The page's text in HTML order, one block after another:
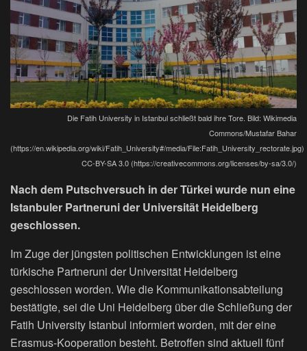
Die Fatih University in Istanbul schließt bald ihre Tore. Bild: Wikimedia
Commons/Mustafar Bahar
(https://en.wikipedia.org/wiki/Fatih_University#/media/File:Fatih_University_rectorate.jpg)
CC-BY-SA 3.0 (https://creativecommons.org/licenses/by-sa/3.0/)
Nach dem Putschversuch in der Türkei wurde nun eine
Istanbuler Partneruni der Universität Heidelberg
geschlossen.
Im Zuge der jüngsten politischen Entwicklungen ist eine
türkische Partneruni der Universität Heidelberg
geschlossen worden. Wie die Kommunikationsabteilung
bestätigte, sei die Uni Heidelberg über die Schließung der
Fatih University Istanbul informiert worden, mit der eine
Erasmus-Kooperation besteht. Betroffen sind aktuell fünf